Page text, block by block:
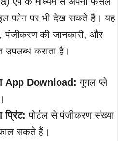
फोन पर भी देख सकते हैं। यह
की जानकारी, और
उपलब्ध कराता है।
App Download: गूगल प्ले
प्रिंट: पोर्टल से पंजीकरण संख्या
सकते हैं।